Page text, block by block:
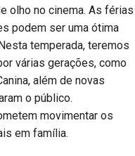
olho no cinema. As férias
podem ser uma ótima
temperada, teremos
várias gerações, como
além de novas
o público.
movimentar os
em família.